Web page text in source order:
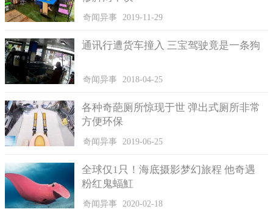
奇闻异事 2019-11-29
通讯行遭货车撞入 三宝驾驶竟是一条狗
奇闻异事 2018-04-25
各种奇葩厕所惊现于世 弹出式厕所非常
方便环保
奇闻异事 2019-06-25
全球仅1只！海底摄影梦幻旅程 他奇遇
粉红鬼蝠魟
奇闻异事 2020-02-18